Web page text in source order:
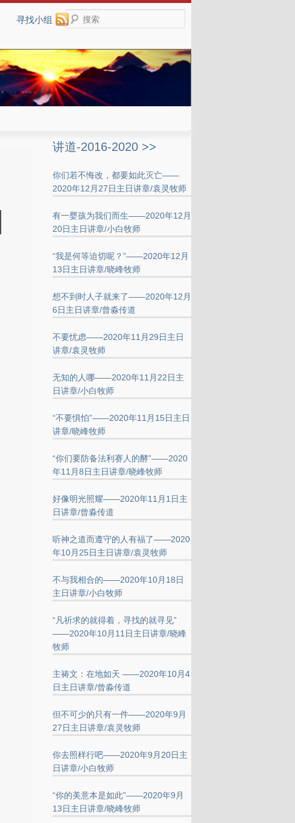
寻找小组 搜索
讲道-2016-2020 >>
你们若不悔改，都要如此灭亡——
2020年12月27日主日讲章/袁灵牧师
有一婴孩为我们而生——2020年12月
20日主日讲章/小白牧师
“我是何等迫切呢？”——2020年12月
13日主日讲章/晓峰牧师
想不到时人子就来了——2020年12月
6日主日讲章/曾淼传道
不要忧虑——2020年11月29日主日
讲章/袁灵牧师
无知的人哪——2020年11月22日主
日讲章/小白牧师
“不要惧怕”——2020年11月15日主日
讲章/晓峰牧师
“你们要防备法利赛人的酵”——2020
年11月8日主日讲章/晓峰牧师
好像明光照耀——2020年11月1日主
日讲章/曾淼传道
听神之道而遵守的人有福了——2020
年10月25日主日讲章/袁灵牧师
不与我相合的——2020年10月18日
主日讲章/小白牧师
“凡祈求的就得着，寻找的就寻见”
——2020年10月11日主日讲章/晓峰
牧师
主祷文：在地如天 ——2020年10月4
日主日讲章/曾淼传道
但不可少的只有一件——2020年9月
27日主日讲章/袁灵牧师
你去照样行吧——2020年9月20日主
日讲章/小白牧师
“你的美意本是如此”——2020年9月
13日主日讲章/晓峰牧师